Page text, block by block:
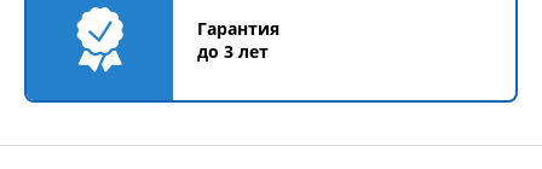
Гарантия
до 3 лет